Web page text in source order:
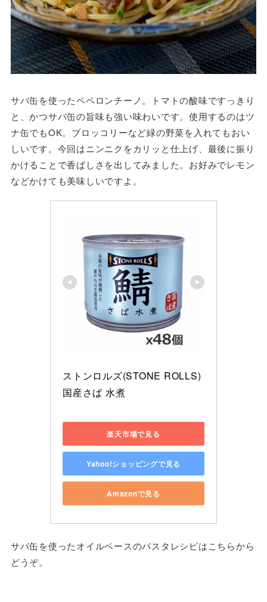
サバ缶を使ったペペロンチーノ。トマトの酸味ですっきり
と、かつサバ缶の旨味も強い味わいです。使用するのはツ
ナ缶でもOK。ブロッコリーなど緑の野菜を入れてもおい
しいです。今回はニンニクをカリッと仕上げ、最後に振り
かけることで香ばしさを出してみました。お好みでレモン
などかけても美味しいですよ。
ストンロルズ(STONE ROLLS)
国産さば 水煮
楽天市場で見る
Yahoo!ショッピングで見る
Amazonで見る
サバ缶を使ったオイルベースのパスタレシピはこちらから
どうぞ。